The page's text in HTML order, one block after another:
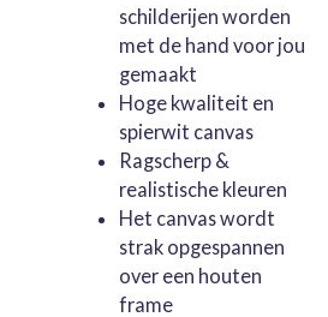
schilderijen worden
met de hand voor jou
gemaakt
Hoge kwaliteit en
spierwit canvas
Ragscherp &
realistische kleuren
Het canvas wordt
strak opgespannen
over een houten
frame